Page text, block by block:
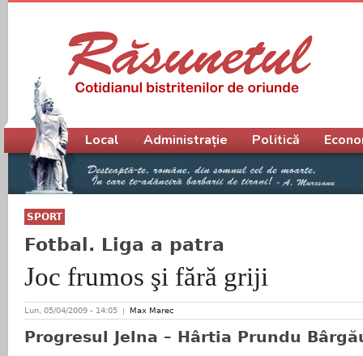
SPORT
Fotbal. Liga a patra
Joc frumos şi fără griji
Lun, 05/04/2009 - 14:05 Max Marec
Progresul Jelna – Hârtia Prundu
Meniu principal
Local Administrație Politică